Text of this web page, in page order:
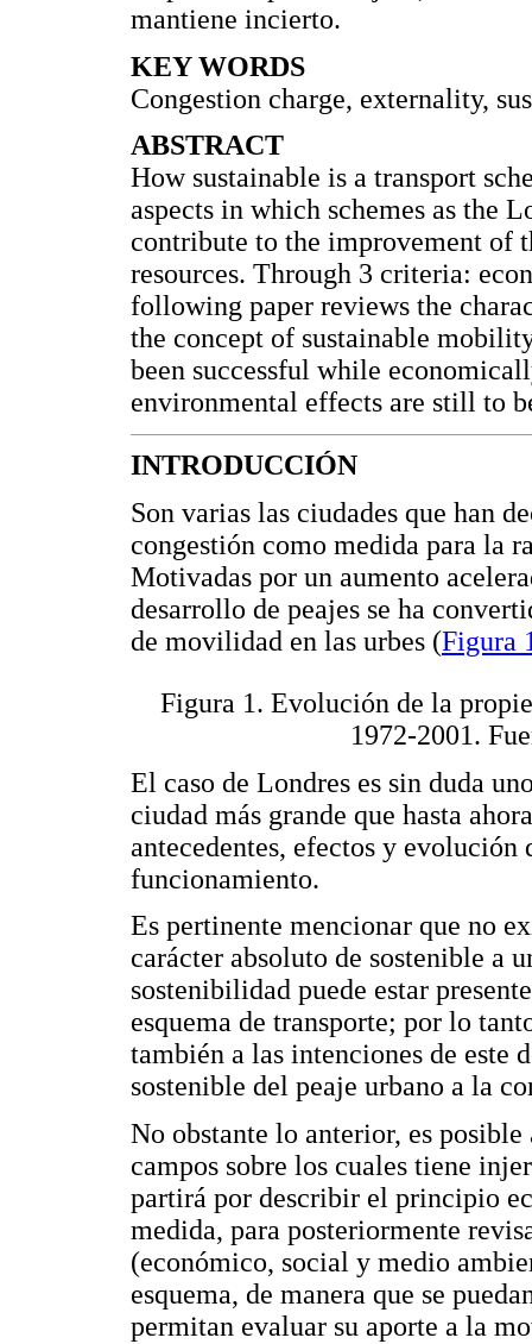
mantiene incierto.
KEY WORDS
Congestion charge, externality,
ABSTRACT
How sustainable is a transport
aspects in which schemes as the
contribute to the improvement of
resources. Through 3 criteria:
following paper reviews the
the concept of sustainable
been successful while
environmental effects are still to
INTRODUCCIÓN
Son varias las ciudades que han
congestión como medida para la
Motivadas por un aumento
desarrollo de peajes se ha
de movilidad en las urbes (Figura
Figura 1. Evolución de la
1972-2001.
El caso de Londres es sin duda
ciudad más grande que hasta
antecedentes, efectos y evolución
funcionamiento.
Es pertinente mencionar que no
carácter absoluto de sostenible a
sostenibilidad puede estar
esquema de transporte; por lo
también a las intenciones de este
sostenible del peaje urbano a la
No obstante lo anterior, es
campos sobre los cuales tiene
partirá por describir el principio
medida, para posteriormente
(económico, social y medio
esquema, de manera que se
permitan evaluar su aporte a la